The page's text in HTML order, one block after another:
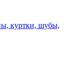
куртки, шубы,